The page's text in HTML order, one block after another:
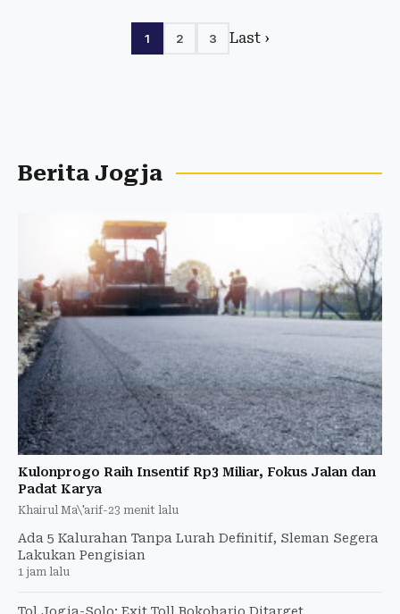
1 2 3 Last ›
Berita Jogja
Kulonprogo Raih Insentif Rp3 Miliar, Fokus Jalan dan
Padat Karya
Khairul Ma\'arif-23 menit lalu
Ada 5 Kalurahan Tanpa Lurah Definitif, Sleman Segera
Lakukan Pengisian
1 jam lalu